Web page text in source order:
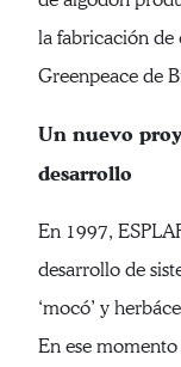
la fabricación de
Greenpeace de
Un nuevo
desarrollo
En 1997,
desarrollo de
‘mocó’ y
En ese